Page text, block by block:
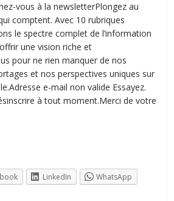
vous à la newsletterPlongez au
comptent. Avec 10 rubriques
le spectre complet de l’information
une vision riche et
pour ne rien manquer de nos
et nos perspectives uniques sur
e-mail non valide Essayez.
à tout moment.Merci de votre
LinkedIn WhatsApp